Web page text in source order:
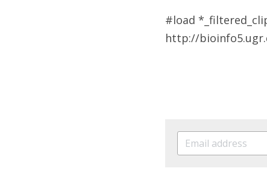
#load
http://